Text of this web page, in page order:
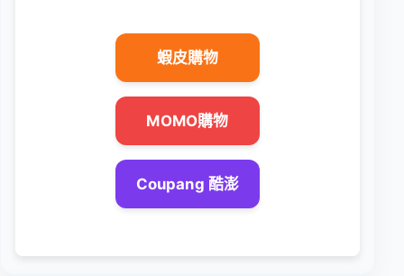
蝦皮購物
MOMO購物
Coupang 酷澎